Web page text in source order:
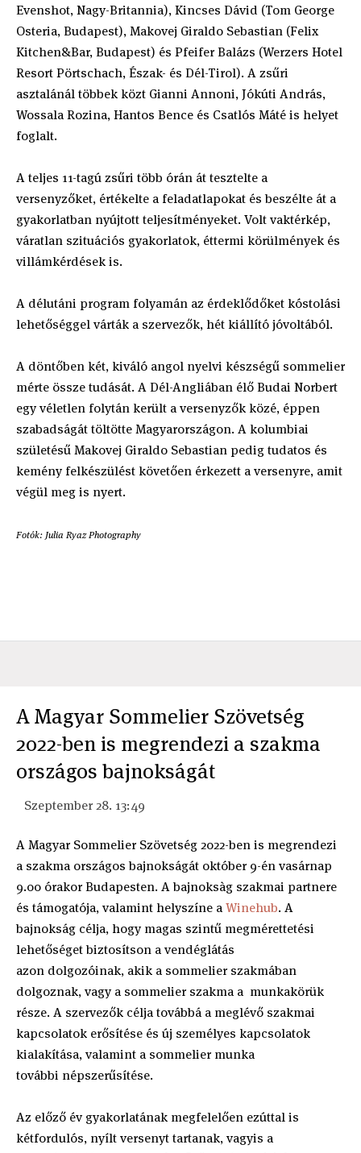
Evenshot, Nagy-Britannia), Kincses Dávid (Tom George
Osteria, Budapest), Makovej Giraldo Sebastian (Felix
Kitchen&Bar, Budapest) és Pfeifer Balázs (Werzers Hotel
Resort Pörtschach, Észak- és Dél-Tirol). A zsűri
asztalánál többek közt Gianni Annoni, Jókúti András,
Wossala Rozina, Hantos Bence és Csatlós Máté is helyet
foglalt.
A teljes 11-tagú zsűri több órán át tesztelte a
versenyzőket, értékelte a feladatlapokat és beszélte át a
gyakorlatban nyújtott teljesítményeket. Volt vaktérkép,
váratlan szituációs gyakorlatok, éttermi körülmények és
villámkérdések is.
A délutáni program folyamán az érdeklődőket kóstolási
lehetőséggel várták a szervezők, hét kiállító jóvoltából.
A döntőben két, kiváló angol nyelvi készségű sommelier
mérte össze tudását. A Dél-Angliában élő Budai Norbert
egy véletlen folytán került a versenyzők közé, éppen
szabadságát töltötte Magyarországon. A kolumbiai
születésű Makovej Giraldo Sebastian pedig tudatos és
kemény felkészülést követően érkezett a versenyre, amit
végül meg is nyert.
Fotók: Julia Ryaz Photography
A Magyar Sommelier Szövetség
2022-ben is megrendezi a szakma
országos bajnokságát
Szeptember 28. 13:49
A Magyar Sommelier Szövetség 2022-ben is megrendezi
a szakma országos bajnokságát október 9-én vasárnap
9.00 órakor Budapesten. A bajnoksàg szakmai partnere
és támogatója, valamint helyszíne aWinehub. A
bajnokság célja, hogy magas szintű megmérettetési
lehetőséget biztosítson a vendéglátás
azon dolgozóinak, akik a sommelier szakmában
dolgoznak, vagy a sommelier szakma a munkakörük
része. A szervezők célja továbbá a meglévő szakmai
kapcsolatok erősítése és új személyes kapcsolatok
kialakítása, valamint a sommelier munka
további népszerűsítése.
Az előző év gyakorlatának megfelelően ezúttal is
kétfordulós, nyílt versenyt tartanak, vagyis a